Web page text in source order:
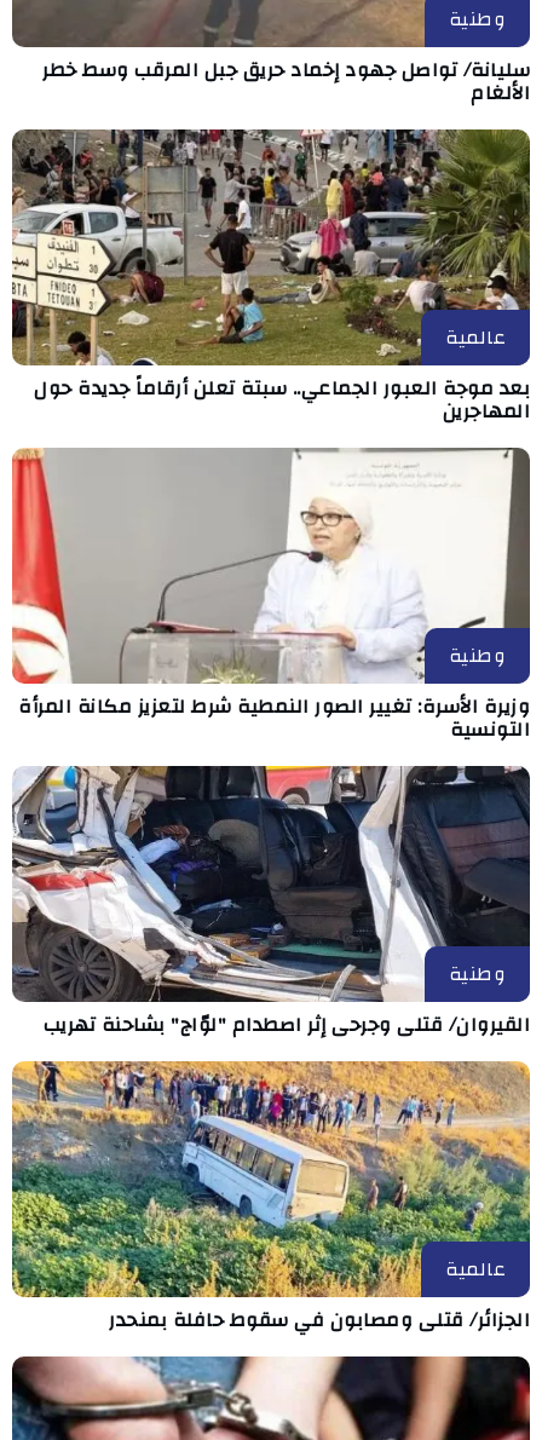
وطنية
سليانة/ تواصل جهود إخماد حريق جبل المرقب وسط خطر
الألغام
عالمية
بعد موجة العبور الجماعي.. سبتة تعلن أرقاماً جديدة حول
المهاجرين
وطنية
وزيرة الأسرة: تغيير الصور النمطية شرط لتعزيز مكانة المرأة
التونسية
وطنية
القيروان/ قتلى وجرحى إثر اصطدام "لوّاج" بشاحنة تهريب
عالمية
الجزائر/ قتلى ومصابون في سقوط حافلة بمنحدر